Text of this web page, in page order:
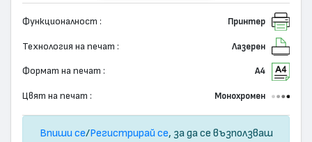
Функционалност : Принтер
Технология на печат : Лазерен
Формат на печат : А4
Цвят на печат : Монохромен
Впиши се/Регистрирай се, за да се възползваш